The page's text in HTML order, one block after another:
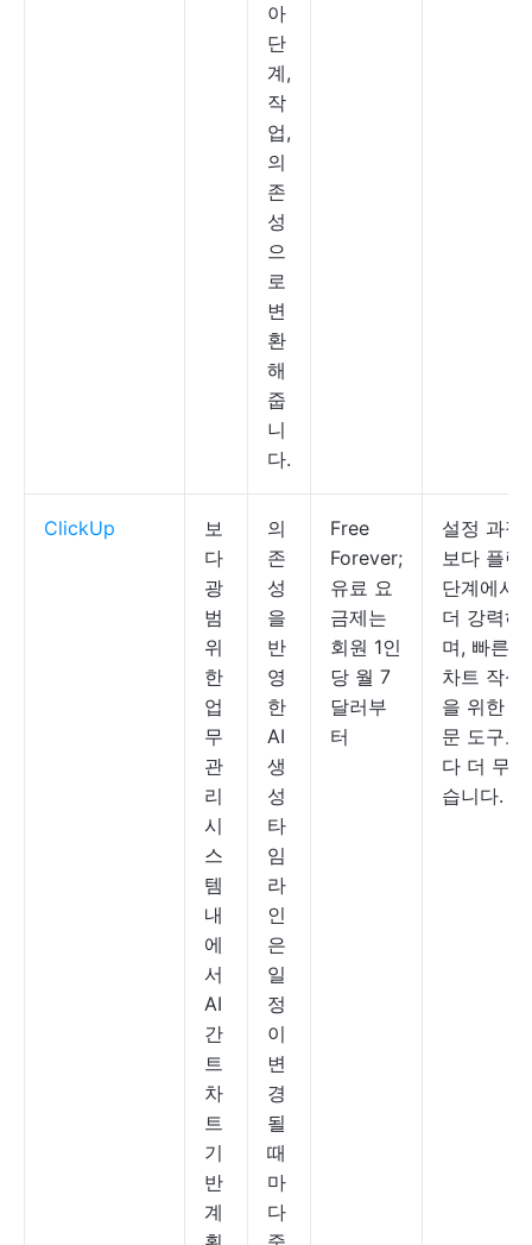
아
단
계,
작
업,
의
존
성
으
로
변
환
해
줍
니
다.
ClickUp
보
다
광
범
위
한
업
무
관
리
시
스
템
내
에
서
AI
간
트
차
트
기
반
계
의
존
성
을
반
영
한
AI
생
성
타
임
라
인
은
일
정
이
변
경
될
때
마
다
Free
Forever;
유료 요
금제는
회원 1인
당 월 7
달러부
터
설정 과정
보다 플랜
단계에서
더 강력하
며, 빠른
차트 작성
을 위한 전
문 도구보
다 더 무겁
습니다.